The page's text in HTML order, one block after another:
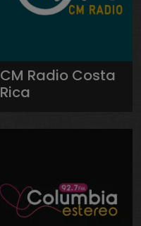
CM Radio Costa
Rica